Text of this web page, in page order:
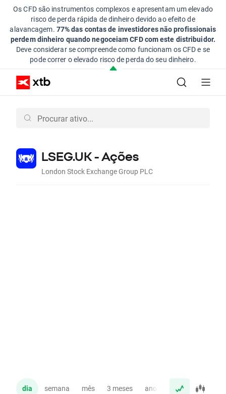
Os CFD são instrumentos complexos e apresentam um elevado
risco de perda rápida de dinheiro devido ao efeito de
alavancagem. 77% das contas de investidores não profissionais
perdem dinheiro quando negoceiam CFD com este distribuidor.
Deve considerar se compreende como funcionam os CFD e se
pode correr o elevado risco de perda do seu dinheiro.
LSEG.UK - Ações
London Stock Exchange Group PLC
dia semana mês 3 meses ano